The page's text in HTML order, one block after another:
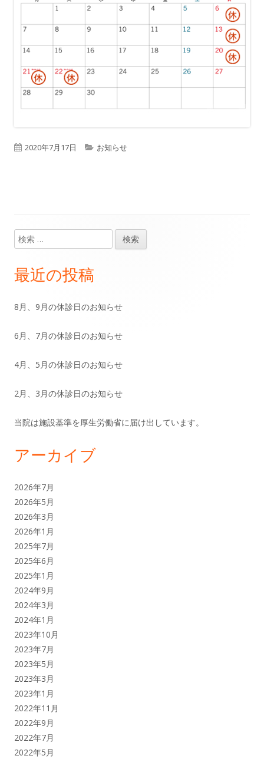
公
2020年7月17日
カ
ー
お知らせ
メ
イ
イ
ド
バ
ー
検
索:
最近の投稿
8月、9月の休診日のお知らせ
6月、7月の休診日のお知らせ
4月、5月の休診日のお知らせ
2月、3月の休診日のお知らせ
当院は施設基準を厚生労働省に届け出しています。
アーカイブ
2026年7月
2026年5月
2026年3月
2026年1月
2025年7月
2025年6月
2025年1月
2024年9月
2024年3月
2024年1月
2023年10月
2023年7月
2023年5月
2023年3月
2023年1月
2022年11月
2022年9月
2022年7月
2022年5月